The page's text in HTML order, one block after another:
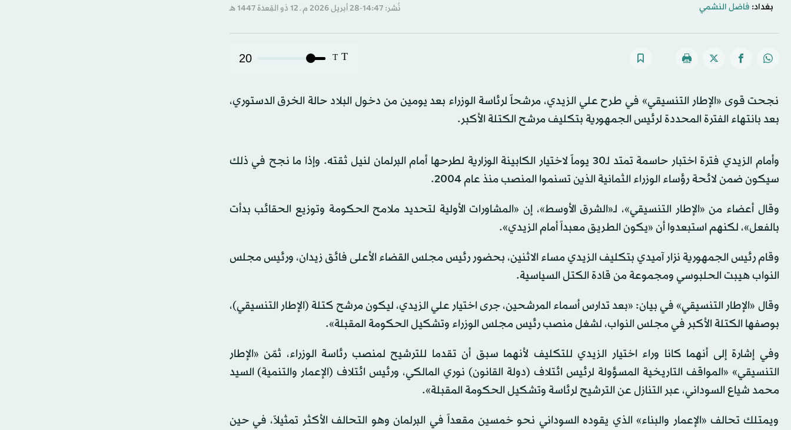
بغداد: فاضل النشمي نُشر: 14:47-28 أبريل 2026 م ـ 12 ذو القِعدة 1447 هـ
T
T
20
نجحت قوى «الإطار التنسيقي» في طرح علي الزيدي، مرشحاً لرئاسة الوزراء بعد يومين من دخول البلاد حالة الخرق الدستوري،
بعد بانتهاء الفترة المحددة لرئيس الجمهورية بتكليف مرشح الكتلة الأكبر.
وأمام الزيدي فترة اختبار حاسمة تمتد لـ30 يوماً لاختيار الكابينة الوزارية لطرحها أمام البرلمان لنيل ثقته. وإذا ما نجح في ذلك
سيكون ضمن لائحة رؤساء الوزراء الثمانية الذين تسنموا المنصب منذ عام 2004.
وقال أعضاء من «الإطار التنسيقي»، لـ«الشرق الأوسط»، إن «المشاورات الأولية لتحديد ملامح الحكومة وتوزيع الحقائب بدأت
بالفعل»، لكنهم استبعدوا أن «يكون الطريق معبداً أمام الزيدي».
وقام رئيس الجمهورية نزار آميدي بتكليف الزيدي مساء الاثنين، بحضور رئيس مجلس القضاء الأعلى فائق زيدان، ورئيس مجلس
النواب هيبت الحلبوسي ومجموعة من قادة الكتل السياسية.
وقال «الإطار التنسيقي» في بيان: «بعد تدارس أسماء المرشحين، جرى اختيار علي الزيدي، ليكون مرشح كتلة (الإطار التنسيقي)،
بوصفها الكتلة الأكبر في مجلس النواب، لشغل منصب رئيس مجلس الوزراء وتشكيل الحكومة المقبلة».
وفي إشارة إلى أنهما كانا وراء اختيار الزيدي للتكليف لأنهما سبق أن تقدما للترشيح لمنصب رئاسة الوزراء، ثمّن «الإطار
التنسيقي» «المواقف التاريخية المسؤولة لرئيس ائتلاف (دولة القانون) نوري المالكي، ورئيس ائتلاف (الإعمار والتنمية) السيد
محمد شياع السوداني، عبر التنازل عن الترشيح لرئاسة وتشكيل الحكومة المقبلة».
ويمتلك تحالف «الإعمار والبناء» الذي يقوده السوداني نحو خمسين مقعداً في البرلمان وهو التحالف الأكثر تمثيلاً، في حين